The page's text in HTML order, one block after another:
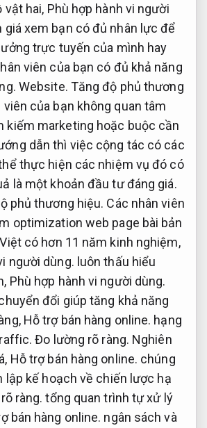
vật hai, Phù hợp hành vi người
giá xem bạn có đủ nhân lực để
trực tuyến của mình hay
viên của bạn có đủ khả năng
Website. Tăng độ phủ thương
viên của bạn không quan tâm
kiếm marketing hoặc buộc cần
dẫn thì việc cộng tác có các
thực hiện các nhiệm vụ đó có
là một khoản đầu tư đáng giá.
phủ thương hiệu. Các nhân viên
optimization web page bài bản
có hơn 11 năm kinh nghiệm,
người dùng. luôn thấu hiểu
Phù hợp hành vi người dùng.
đổi giúp tăng khả năng
Hỗ trợ bán hàng online. hạng
Đo lường rõ ràng. Nghiên
Hỗ trợ bán hàng online. chúng
lập kế hoạch về chiến lược hạ
ràng. tổng quan trình tự xử lý
bán hàng online. ngân sách và